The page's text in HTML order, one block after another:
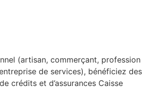
(artisan, commerçant, profession
de services), bénéficiez des
crédits et d’assurances Caisse